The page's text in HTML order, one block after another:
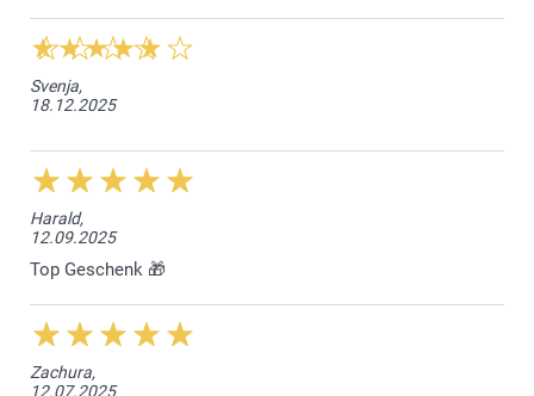
Svenja,
18.12.2025
Harald,
12.09.2025
Top Geschenk 🎁
Zachura,
12.07.2025